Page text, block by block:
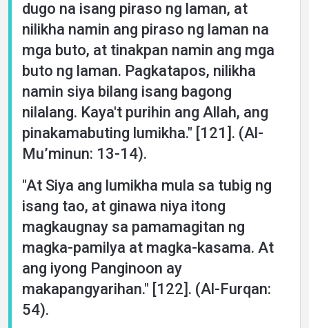
dugo na isang piraso ng laman, at
nilikha namin ang piraso ng laman na
mga buto, at tinakpan namin ang mga
buto ng laman. Pagkatapos, nilikha
namin siya bilang isang bagong
nilalang. Kaya't purihin ang Allah, ang
pinakamabuting lumikha." [121]. (Al-
Mu’minun: 13-14).
"At Siya ang lumikha mula sa tubig ng
isang tao, at ginawa niya itong
magkaugnay sa pamamagitan ng
magka-pamilya at magka-kasama. At
ang iyong Panginoon ay
makapangyarihan." [122]. (Al-Furqan:
54).